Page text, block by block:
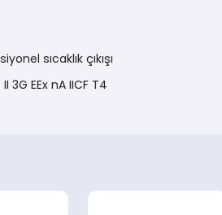
sıcaklık çıkışı
EEx nA IICF T4